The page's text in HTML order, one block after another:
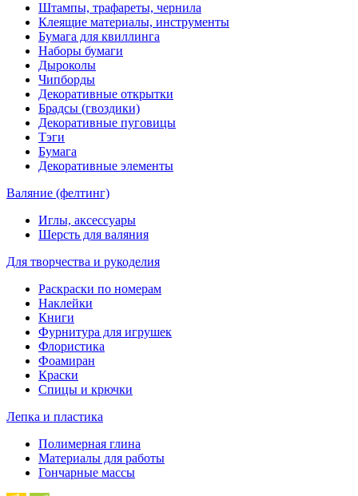
Штампы, трафареты, чернила
Клеящие материалы, инструменты
Бумага для квиллинга
Наборы бумаги
Дыроколы
Чипборды
Декоративные открытки
Брадсы (гвоздики)
Декоративные пуговицы
Тэги
Бумага
Декоративные элементы
Валяние (фелтинг)
Иглы, аксессуары
Шерсть для валяния
Для творчества и рукоделия
Раскраски по номерам
Наклейки
Книги
Фурнитура для игрушек
Флористика
Фоамиран
Краски
Спицы и крючки
Лепка и пластика
Полимерная глина
Материалы для работы
Гончарные массы